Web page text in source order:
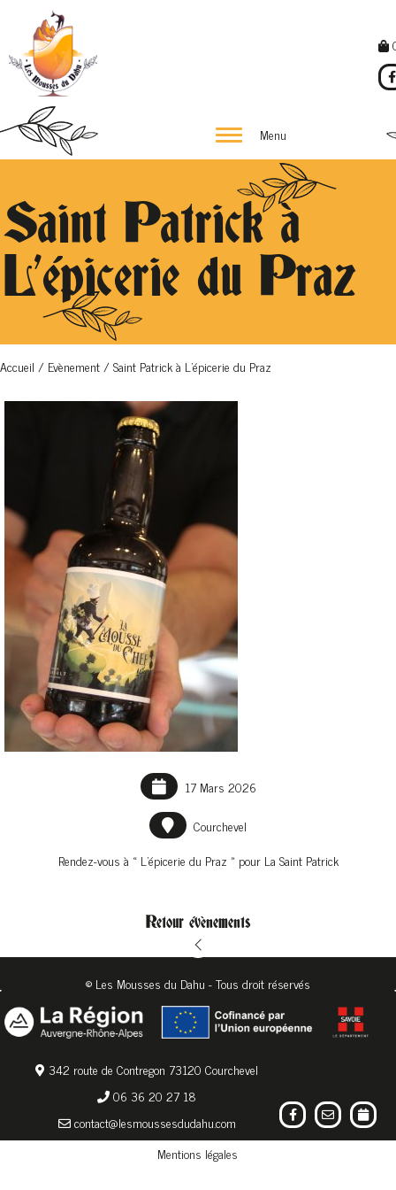
Menu
Saint Patrick à
L’épicerie du Praz
Accueil / Evènement/ Saint Patrick à L’épicerie du Praz
17 Mars 2026
Courchevel
Rendez-vous à « L’épicerie du Praz »pour La Saint Patrick
Retour évènements
© Les Mousses du Dahu - Tous droit réservés
342 route de Contregon 73120 Courchevel
06 36 20 27 18
contact@lesmoussesdudahu.com
Mentions légales